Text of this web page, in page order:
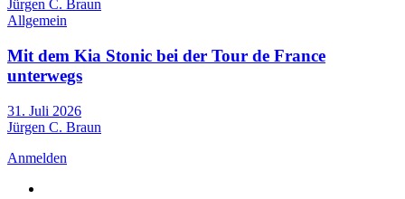
Jürgen C. Braun
Allgemein
Mit dem Kia Stonic bei der Tour de France
unterwegs
31. Juli 2026
Jürgen C. Braun
Anmelden